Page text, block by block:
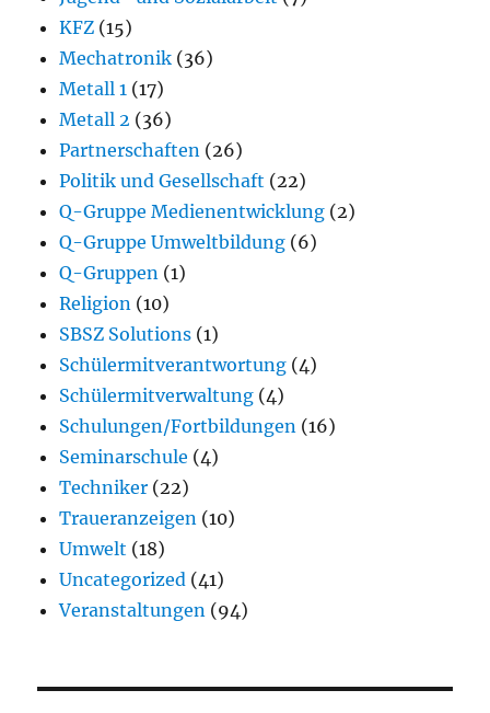
KFZ (15)
Mechatronik (36)
Metall 1 (17)
Metall 2 (36)
Partnerschaften (26)
Politik und Gesellschaft (22)
Q-Gruppe Medienentwicklung (2)
Q-Gruppe Umweltbildung (6)
Q-Gruppen (1)
Religion (10)
SBSZ Solutions (1)
Schülermitverantwortung (4)
Schülermitverwaltung (4)
Schulungen/Fortbildungen (16)
Seminarschule (4)
Techniker (22)
Traueranzeigen (10)
Umwelt (18)
Uncategorized (41)
Veranstaltungen (94)